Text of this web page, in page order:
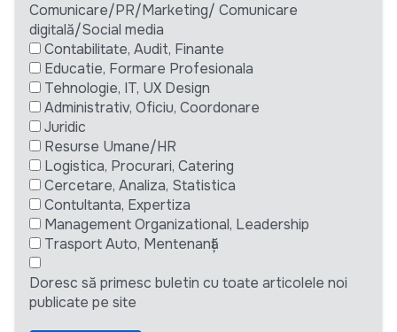
Comunicare/PR/Marketing/ Comunicare
digitală/Social media
Contabilitate, Audit, Finante
Educatie, Formare Profesionala
Tehnologie, IT, UX Design
Administrativ, Oficiu, Coordonare
Juridic
Resurse Umane/HR
Logistica, Procurari, Catering
Cercetare, Analiza, Statistica
Contultanta, Expertiza
Management Organizational, Leadership
Trasport Auto, Mentenanță
Doresc să primesc buletin cu toate articolele noi
publicate pe site